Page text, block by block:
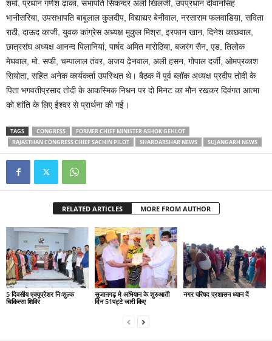
शर्मा, प्रधान गणेश ढ़ाका, सभापति सिकन्दर अली खिलजी, उपप्रधान दीवानसिंह
भानीसरिया, उपसभापति बाबूलाल कुलदीप, विद्याद्यर बेनीवाल, नरसाराम फलवाडिय़ा, सविता
राठी, दाऊद काजी, युवक कांग्रेस अध्यक्ष मुकुल मिश्रा, इरफान खान, दिनेश काछवाल,
छात्रसंघ अध्यक्ष आनन्द पिलानियां, पार्षद अमित मारोठिया, बजरंग सैन, एड. तिलोक
मेघवाल, मो. सफी, चम्पालाल तंवर, अजय ढ़ेनवाल, अली हसन, गोपाल दर्जी, ओमप्रकाश
सियोता, सहित अनेक कार्यकर्ता उपस्थित थे। बैठक में पूर्व ब्लॉक अध्यक्ष प्रदीप तोदी के
पिता भगवतीप्रसाद तोदी के आकस्मिक निधन पर दो मिनट का मौन रखकर दिवंगत आत्मा
को शांति के लिए ईश्वर से प्रार्थना की गई।
TAGS CONGRESS
FORMER CHIEF MINISTER ASHOK GEHLOT
RAJASTHAN CONGRESS CHIEF SACHIN PILOT
SHARDARSHAR NEWS SUJANGARH NEWS
RELATED ARTICLES MORE FROM AUTHOR
5 दिवसीय एक्यूप्रेशर निःशुल्क
चिकित्सा शिविर
सुजानगढ़ मे अभियान के शुरुआती
दिन 51पट्टे जारी किए
नगर परिषद प्रशासन ध्यान दें